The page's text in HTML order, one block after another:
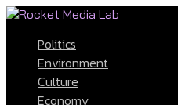
Politics
Environment
Culture
Economy